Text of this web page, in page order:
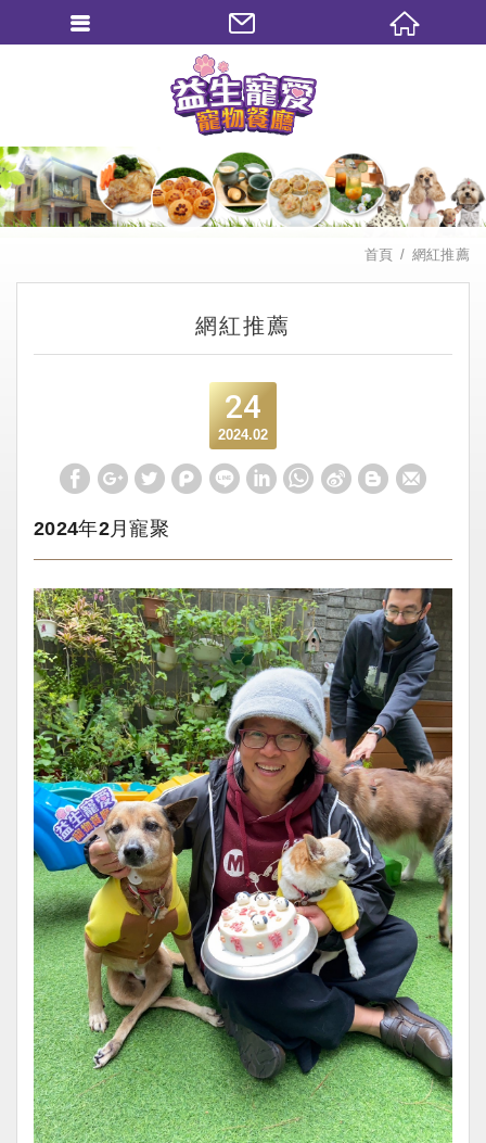
首頁 網紅推薦
網紅推薦
24
2024.02
2024年2月寵聚
繁體中文